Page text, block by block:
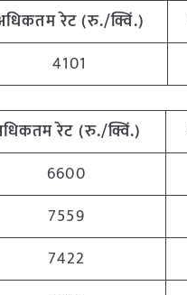
रेट (रु./क्विं.)
4101
रेट (रु./क्विं.)
6600
7559
7422